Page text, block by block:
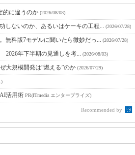
的に違うのか (2026/08/03)
しないのか、あるいはケーキの工程... (2026/07/28)
無料版7モデルに聞いたら微妙だっ... (2026/07/28)
2026年下半期の見通しを考... (2026/08/03)
大規模開発は“燃える”のか (2026/07/29)
)
活用術 PR(ITmedia エンタープライズ)
Recommended by